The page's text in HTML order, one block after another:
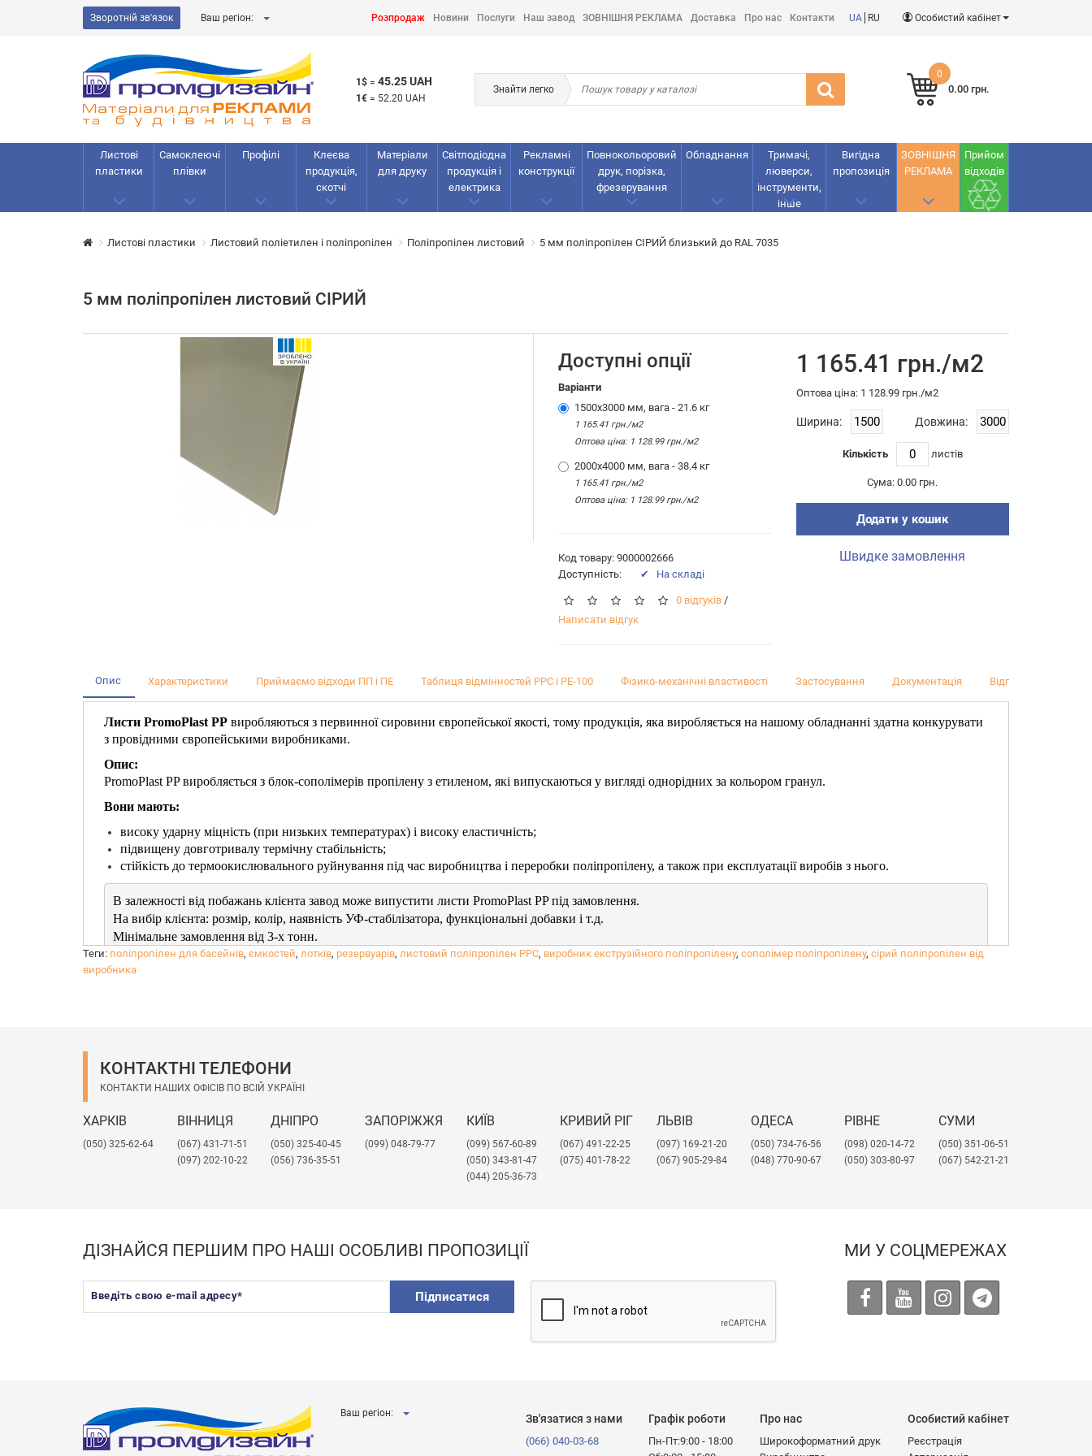
Зворотній зв'язок Ваш регіон: Розпродаж Новини Послуги Наш завод ЗОВНІШНЯ РЕКЛАМА Доставка Про нас Контакти UA RU Особистий кабінет
1$ = 45.25 UAH
1€ = 52.20 UAH
Знайти легко
0
0.00 грн.
Листові
пластики
Самоклеючі
плівки
Профілі
Клеєва
продукція,
скотчі
Матеріали
для друку
Світлодіодна
продукція і
електрика
Рекламнi
конструкції
Повнокольоровий
друк, порізка,
фрезерування
Обладнання
Тримачі,
люверси,
інструменти,
інше
Вигідна
пропозиція
ЗОВНІШНЯ
РЕКЛАМА
Прийом
відходів
Листові пластики Листовий поліетилен і поліпропілен Поліпропілен листовий 5 мм поліпропілен СІРИЙ близький до RAL 7035
5 мм поліпропілен листовий СІРИЙ
Доступні опції
Варіанти
1500х3000 мм, вага - 21.6 кг
1 165.41 грн./м2
Оптова цiна: 1 128.99 грн./м2
2000х4000 мм, вага - 38.4 кг
1 165.41 грн./м2
Оптова цiна: 1 128.99 грн./м2
Код товару: 9000002666
Доступність:
✔ На складі
0 відгуків /
Написати відгук
1 165.41 грн./м2
Оптова цiна: 1 128.99 грн./м2
Ширина: Довжина:
Кількість листiв
Сума: 0.00 грн.
Додати у кошик
Швидке замовлення
Опис Характеристики Приймаємо відходи ПП і ПЕ Таблиця відмінностей PPC і PE-100 Фізико-механічні властивості Застосування Документація Відгуки (0)
Листи PromoPlast PP виробляються з первинної сировини європейської якості, тому продукція, яка виробляється на нашому обладнанні здатна конкурувати
з провідними європейськими виробниками.
Опис:
PromoPlast PP виробляється з блок-сополімерів пропілену з етиленом, які випускаються у вигляді однорідних за кольором гранул.
Вони мають:
високу ударну міцність (при низьких температурах) і високу еластичність;
підвищену довготривалу термічну стабільність;
стійкість до термоокислювального руйнування під час виробництва і переробки поліпропілену, а також при експлуатації виробів з нього.
В залежності від побажань клієнта завод може випустити листи PromoPlast PP під замовлення.
На вибір клієнта: розмір, колір, наявність УФ-стабілізатора, функціональні добавки і т.д.
Мінімальне замовлення від 3-х тонн.
В процесі виробництва дотримується контроль якості і виробляються власні випробування продукції. PromoPlast PP має всі необхідні сертифікати: ТУ, санітарно-
Теги: поліпропілен для басейнів, ємкостей, лотків, резервуарів, листовий поліпропілен PPC, виробник екструзійного поліпропілену, сополімер поліпропілену, сірий поліпропілен від
виробника
КОНТАКТНІ ТЕЛЕФОНИ
КОНТАКТИ НАШИХ ОФІСІВ ПО ВСІЙ УКРАЇНІ
ХАРКІВ
(050) 325-62-64
ВІННИЦЯ
(067) 431-71-51
(097) 202-10-22
ДНІПРО
(050) 325-40-45
(056) 736-35-51
ЗАПОРІЖЖЯ
(099) 048-79-77
КИЇВ
(099) 567-60-89
(050) 343-81-47
(044) 205-36-73
КРИВИЙ РІГ
(067) 491-22-25
(075) 401-78-22
ЛЬВІВ
​(097) 169-21-20
(067) 905-29-84
ОДЕСА
(050) 734-76-56
(048) 770-90-67
РІВНЕ
(098) 020-14-72
(050) 303-80-97
СУМИ
(050) 351-06-51
(067) 542-21-21
ДІЗНАЙСЯ ПЕРШИМ ПРО НАШІ ОСОБЛИВІ ПРОПОЗИЦІЇ
Введіть свою e-mail адресу* Підписатися
МИ У СОЦМЕРЕЖАХ
Ваш регіон: Зв'язатися з нами
(066) 040-03-68
Графік роботи
Пн-Пт:9:00 - 18:00
Про нас
Широкоформатний друк
Особистий кабінет
Реєстрація